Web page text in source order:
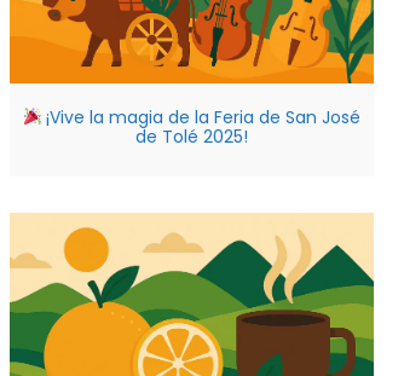
¡Vive la magia de la Feria de San José
de Tolé 2025!